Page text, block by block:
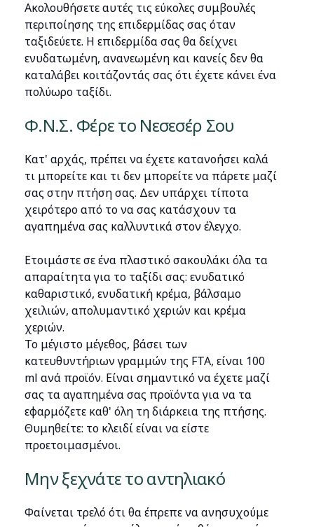
Ακολουθήσετε αυτές τις εύκολες συμβουλές
περιποίησης της επιδερμίδας σας όταν
ταξιδεύετε. Η επιδερμίδα σας θα δείχνει
ενυδατωμένη, ανανεωμένη και κανείς δεν θα
καταλάβει κοιτάζοντάς σας ότι έχετε κάνει ένα
πολύωρο ταξίδι.
Φ.Ν.Σ. Φέρε το Νεσεσέρ Σου
Κατ' αρχάς, πρέπει να έχετε κατανοήσει καλά
τι μπορείτε και τι δεν μπορείτε να πάρετε μαζί
σας στην πτήση σας. Δεν υπάρχει τίποτα
χειρότερο από το να σας κατάσχουν τα
αγαπημένα σας καλλυντικά στον έλεγχο.
Ετοιμάστε σε ένα πλαστικό σακουλάκι όλα τα
απαραίτητα για το ταξίδι σας: ενυδατικό
καθαριστικό, ενυδατική κρέμα, βάλσαμο
χειλιών, απολυμαντικό χεριών και κρέμα
χεριών.
Το μέγιστο μέγεθος, βάσει των
κατευθυντήριων γραμμών της FTA, είναι 100
ml ανά προϊόν. Είναι σημαντικό να έχετε μαζί
σας τα αγαπημένα σας προϊόντα για να τα
εφαρμόζετε καθ' όλη τη διάρκεια της πτήσης.
Θυμηθείτε: το κλειδί είναι να είστε
προετοιμασμένοι.
Μην ξεχνάτε το αντηλιακό
Φαίνεται τρελό ότι θα έπρεπε να ανησυχούμε